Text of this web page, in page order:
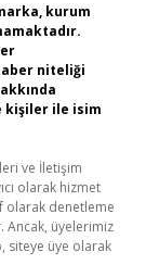
kurum
niteliği
kişiler ile isim
ve İletişim
olarak hizmet
olarak denetleme
Ancak, üyelerimiz
siteye üye olarak